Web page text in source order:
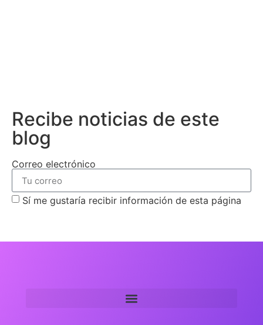
Recibe noticias de este
blog
Correo electrónico
Sí me gustaría recibir información de esta página